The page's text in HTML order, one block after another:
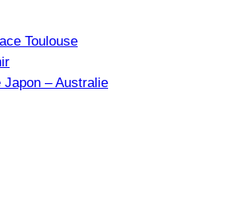
Toulouse
– Australie